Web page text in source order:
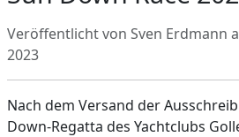
Veröffentlicht von Sven Erdmann
2023
Nach dem Versand der
Down-Regatta des Yachtclubs